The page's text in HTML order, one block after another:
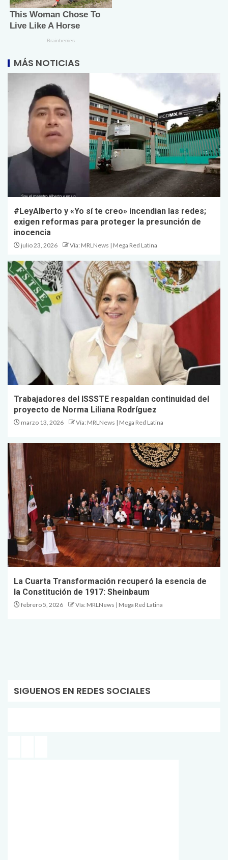
MÁS NOTICIAS
#LeyAlberto y «Yo sí te creo» incendian las redes;
exigen reformas para proteger la presunción de
inocencia
julio 23, 2026 Vía: MRLNews | Mega Red Latina
Trabajadores del ISSSTE respaldan continuidad del
proyecto de Norma Liliana Rodríguez
marzo 13, 2026 Vía: MRLNews | Mega Red Latina
La Cuarta Transformación recuperó la esencia de
la Constitución de 1917: Sheinbaum
febrero 5, 2026 Vía: MRLNews | Mega Red Latina
SIGUENOS EN REDES SOCIALES